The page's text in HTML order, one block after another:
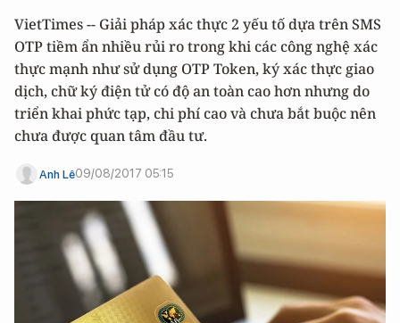
VietTimes -- Giải pháp xác thực 2 yếu tố dựa trên SMS
OTP tiềm ẩn nhiều rủi ro trong khi các công nghệ xác
thực mạnh như sử dụng OTP Token, ký xác thực giao
dịch, chữ ký điện tử có độ an toàn cao hơn nhưng do
triển khai phức tạp, chi phí cao và chưa bắt buộc nên
chưa được quan tâm đầu tư.
Anh Lê09/08/2017 05:15